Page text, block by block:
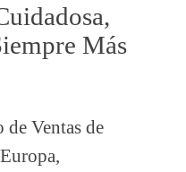
Más
Ventas de